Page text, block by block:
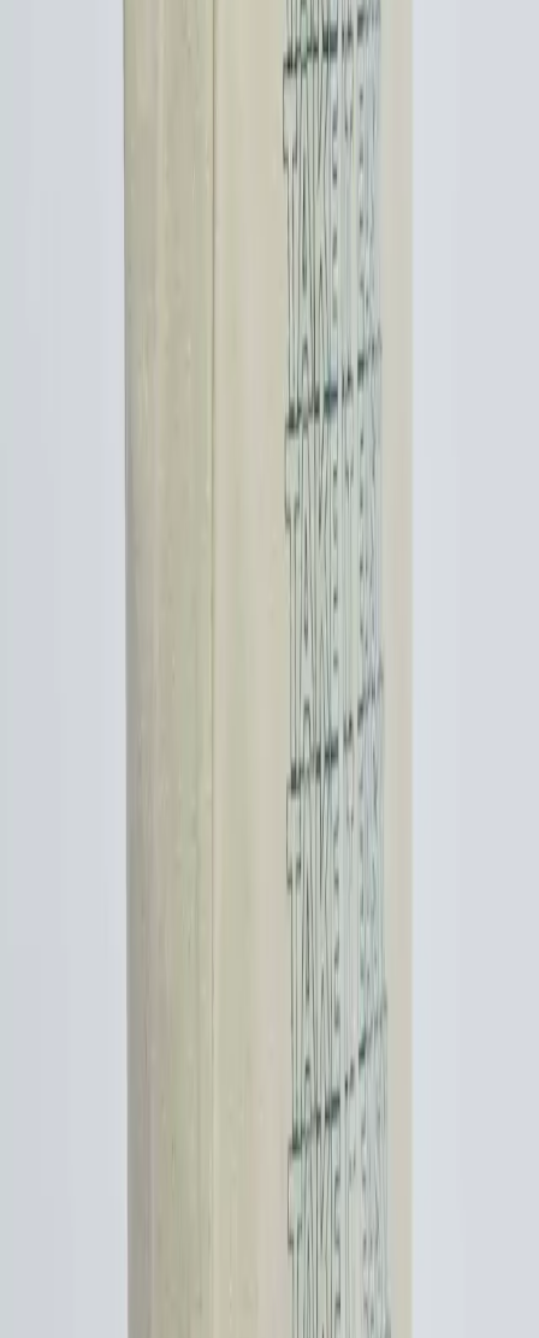
30'lu Yaşlardaki Anneler İçin Moda ve
Fonksiyonellik Dengesinde El Çantası Seçimi
30'lu yaşlardaki anneler için el çantası seçimi, modaya uygunluk,
dayanıklılık ve fonksiyonelliği bir arada sunan modellerle günlük
hayatın ihtiyaçlarına cevap verir. Markalar ve malzeme tercihleri
Dooney & Bourke Janine Çantası: Dayanıklı Deri
Tasarımı ve Piyasa Değeri Analizi
Dooney & Bourke Janine çantası, dayanıklı deri yapısı ve şık
tasarımıyla günlük kullanım ve seyahat için ideal. İkinci el
piyasasında uygun fiyatlı, manevi değeri yüksek bir seçenek sunar.